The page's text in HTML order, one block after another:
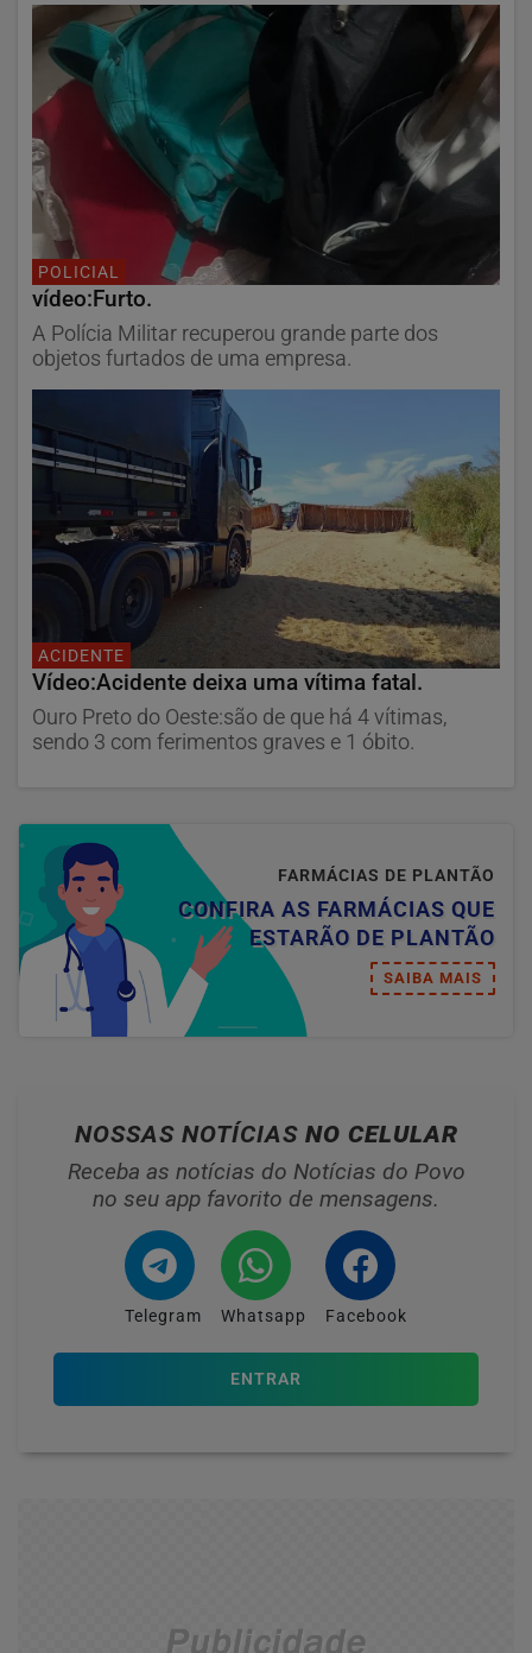
POLICIAL
vídeo:Furto.
A Polícia Militar recuperou grande parte dos
objetos furtados de uma empresa.
ACIDENTE
Vídeo:Acidente deixa uma vítima fatal.
Ouro Preto do Oeste:são de que há 4 vítimas,
sendo 3 com ferimentos graves e 1 óbito.
FARMÁCIAS DE PLANTÃO
CONFIRA AS FARMÁCIAS QUE
ESTARÃO DE PLANTÃO
SAIBA MAIS
NOSSAS NOTÍCIAS NO CELULAR
Receba as notícias do Notícias do Povo
no seu app favorito de mensagens.
Telegram Whatsapp Facebook
ENTRAR